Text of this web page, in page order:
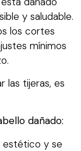
y saludable.
los cortes
mínimos
las tijeras, es
dañado:
estético y se